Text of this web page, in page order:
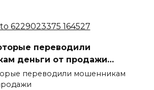
переводили
деньги от продажи…
переводили мошенникам